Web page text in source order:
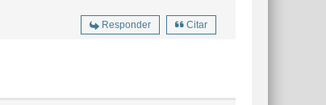
Responder Citar